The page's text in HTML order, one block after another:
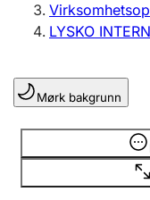
Registrere,
Lag og forening
Registrere,
LYSKO
Mørk bakgrunn
Opplysninger er